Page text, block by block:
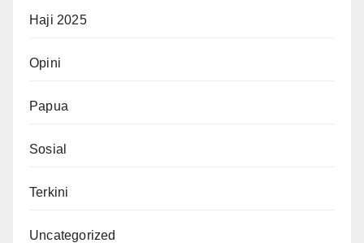
Haji 2025
Opini
Papua
Sosial
Terkini
Uncategorized